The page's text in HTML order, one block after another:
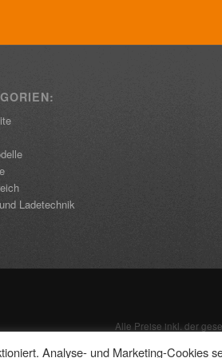
Ladetechnik
Alle Preise inkl. der
Analyse- und Marketing-Cookies